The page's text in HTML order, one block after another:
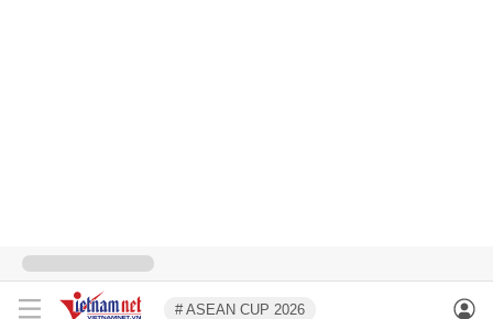
# ASEAN CUP 2026